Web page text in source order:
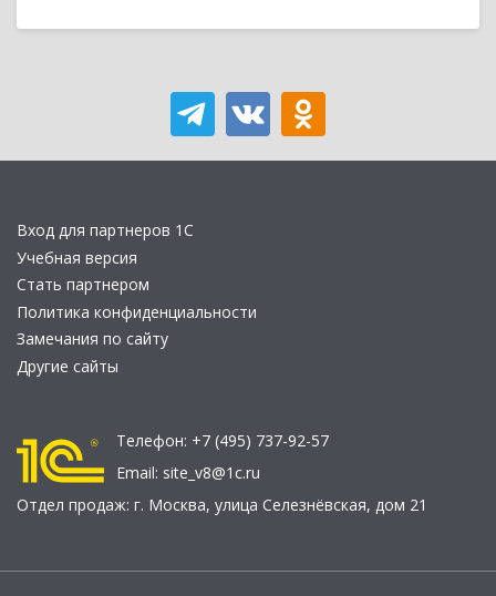
Вход для партнеров 1С
Учебная версия
Стать партнером
Политика конфиденциальности
Замечания по сайту
Другие сайты
Телефон: +7 (495) 737-92-57
Email: site_v8@1c.ru
Отдел продаж: г. Москва, улица Селезнёвская, дом 21